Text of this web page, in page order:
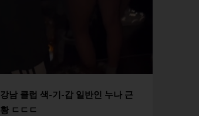
강남 클럽 색-기-갑 일반인 누나 근
황 ㄷㄷㄷ